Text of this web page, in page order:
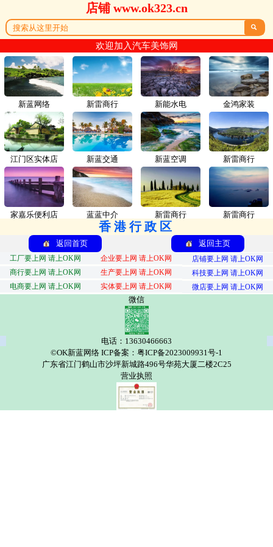
店铺 www.ok323.cn

欢迎加入汽车美饰网
新蓝网络 新雷商行
江门区实体店 新蓝交通
家嘉乐便利店 蓝蓝中介
新能水电 金鸿家装
新蓝空调 新雷商行
新雷商行 新雷商行
香港行政区
返回首页 返回主页
工厂要上网 请上OK网 企业要上网 请上OK网
店铺要上网 请上OK网
商行要上网 请上OK网
生产要上网 请上OK网
科技要上网 请上OK网
电商要上网 请上OK网
实体要上网 请上OK网 微店要上网 请上OK网
微信
电话：13630466663
©OK新蓝网络 ICP备案：粤ICP备2023009931号-1
广东省江门鹤山市沙坪新城路496号华苑大厦二楼2C25
营业执照